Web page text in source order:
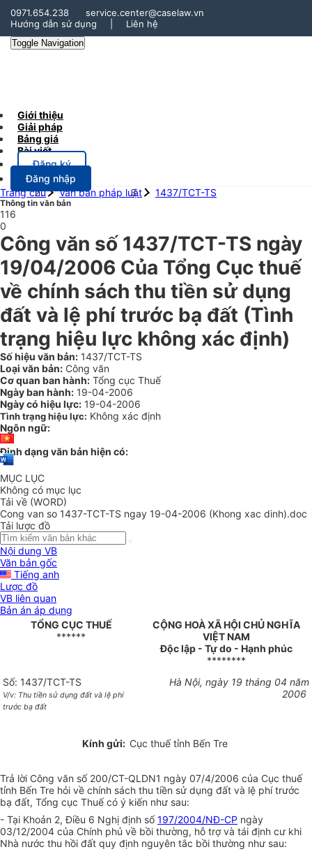
0971.654.238
service.center@caselaw.vn
Hướng dẫn sử dụng
Liên hệ
Toggle Navigation
Giới thiệu
Giải pháp
Bảng giá
Bài viết
Đăng ký
Đăng nhập
Trang chủ
Văn bản pháp luật 1437/TCT-TS
Thông tin văn bản
116
0
Công văn số 1437/TCT-TS ngày
19/04/2006 Của Tổng Cục thuế
về chính sách thu tiền sử dụng
đất và lệ phí trước bạ đất (Tình
trạng hiệu lực không xác định)
Số hiệu văn bản: 1437/TCT-TS
Loại văn bản: Công văn
Cơ quan ban hành: Tổng cục Thuế
Ngày ban hành: 19-04-2006
Ngày có hiệu lực: 19-04-2006
Tình trạng hiệu lực: Không xác định
Ngôn ngữ:
Định dạng văn bản hiện có:
MỤC LỤC
Không có mục lục
Tải về (WORD)
Cong van so 1437-TCT-TS ngay 19-04-2006 (Khong xac dinh).doc
Tải lược đồ
Nội dung VB
Văn bản gốc
Tiếng anh
Lược đồ
VB liên quan
Bản án áp dụng
TỔNG CỤC THUẾ
******
CỘNG HOÀ XÃ HỘI CHỦ NGHĨA
VIỆT NAM
Độc lập - Tự do - Hạnh phúc
********
Số: 1437/TCT-TS
V/v: Thu tiền sử dụng đất và lệ phí
trước bạ đất
Hà Nội, ngày 19 tháng 04 năm
2006
Kính gửi: Cục thuế tỉnh Bến Tre
Trả lời Công văn số 200/CT-QLDN1 ngày 07/4/2006 của Cục thuế
tỉnh Bến Tre hỏi về chính sách thu tiền sử dụng đất và lệ phí trước
bạ đất, Tổng cục Thuế có ý kiến như sau:
- Tại Khoản 2, Điều 6 Nghị định số197/2004/NĐ-CP ngày
03/12/2004 của Chính phủ về bồi thường, hỗ trợ và tái định cư khi
Nhà nước thu hồi đất quy định nguyên tắc bồi thường như sau: